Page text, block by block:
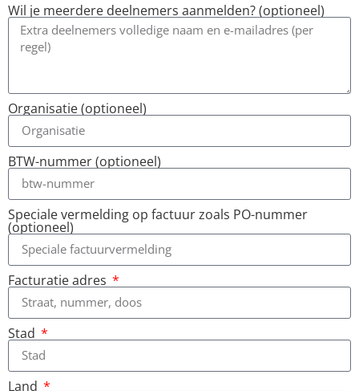
Wil je meerdere deelnemers aanmelden? (optioneel)
Organisatie (optioneel)
BTW-nummer (optioneel)
Speciale vermelding op factuur zoals PO-nummer
(optioneel)
Facturatie adres
Stad
Land